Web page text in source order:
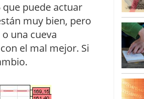
puede actuar
muy bien, pero
una cueva
el mal mejor. Si